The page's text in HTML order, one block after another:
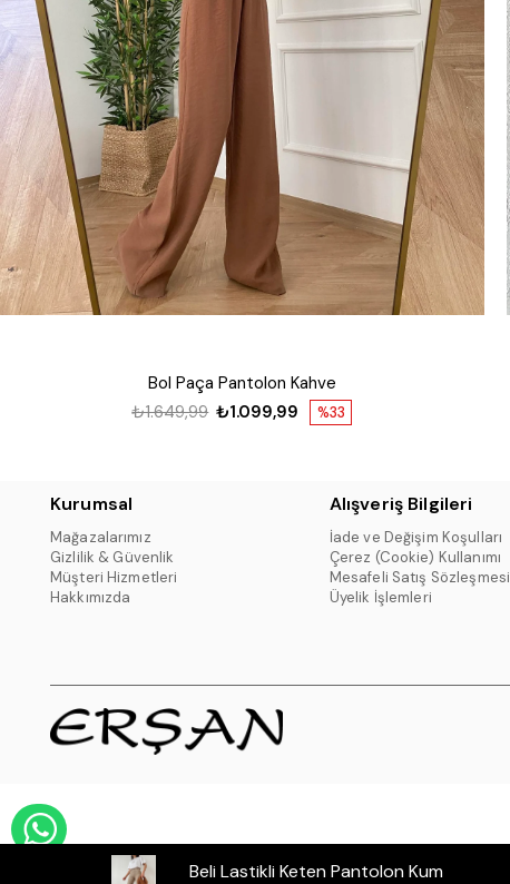
Bol Paça Pantolon Kahve
%33
₺1.099,99
₺1.649,99
Kurumsal
Mağazalarımız
Gizlilik & Güvenlik
Müşteri Hizmetleri
Hakkımızda
Alışveriş Bilgileri
İade ve Değişim Koşulları
Çerez (Cookie) Kullanımı
Mesafeli Satış Sözleşmesi
Üyelik İşlemleri
Beli Lastikli Keten Pantolon Kum